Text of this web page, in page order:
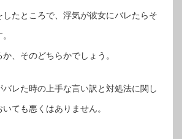
したところで、浮気が彼女にバレたらそ
、そのどちらかでしょう。
レた時の上手な言い訳と対処法に関し
ても悪くはありません。